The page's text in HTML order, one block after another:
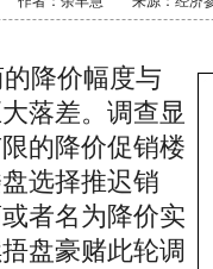
降价幅度与
落差。调查显
的降价促销楼
选择推迟销
者名为降价实
盘豪赌此轮调